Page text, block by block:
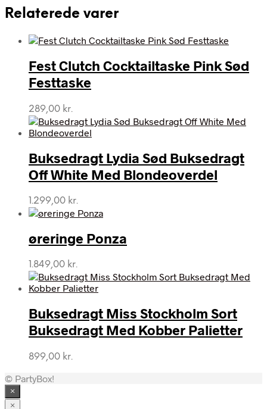
Relaterede varer
Fest Clutch Cocktailtaske Pink Sød
Festtaske
289,00 kr.
Buksedragt Lydia Sød Buksedragt
Off White Med Blondeoverdel
1.299,00 kr.
øreringe Ponza
1.849,00 kr.
Buksedragt Miss Stockholm Sort
Buksedragt Med Kobber Palietter
899,00 kr.
© PartyBox!
×
×